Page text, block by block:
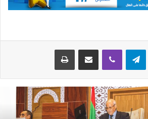
تيلقرام ڤايبر مشاركة عبر البريد طباعة